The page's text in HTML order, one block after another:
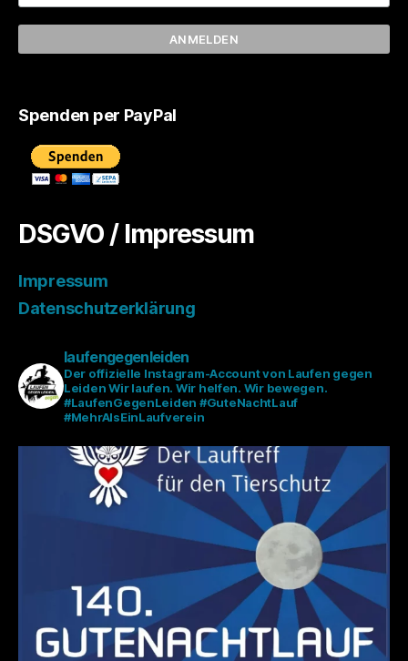
Spenden per PayPal
DSGVO / Impressum
Impressum
Datenschutzerklärung
laufengegenleiden
Der offizielle Instagram-Account von Laufen gegen
LeidenWir laufen. Wir helfen. Wir bewegen.
#LaufenGegenLeiden #GuteNachtLauf
#MehrAlsEinLaufverein